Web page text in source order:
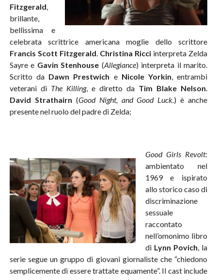
Fitzgerald,
brillante,
bellissima e
celebrata scrittrice americana moglie dello scrittore
Francis Scott Fitzgerald. Christina Ricci interpreta Zelda
Sayre e Gavin Stenhouse (Allegiance) interpreta il marito.
Scritto da Dawn Prestwich e Nicole Yorkin, entrambi
veterani diThe Killing, e diretto da Tim Blake Nelson.
David Strathairn (Good Night, and Good Luck.) è anche
presente nel ruolo del padre di Zelda;
Good Girls Revolt:
ambientato nel
1969 e ispirato
allo storico caso di
discriminazione
sessuale
raccontato
nell’omonimo libro
di Lynn Povich, la
serie segue un gruppo di giovani giornaliste che “chiedono
semplicemente di essere trattate equamente”. Il cast include